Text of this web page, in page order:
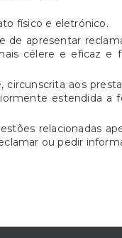
físico e eletrónico.
de apresentar
célere e eficaz e
aos
estendida a
relacionadas
ou pedir